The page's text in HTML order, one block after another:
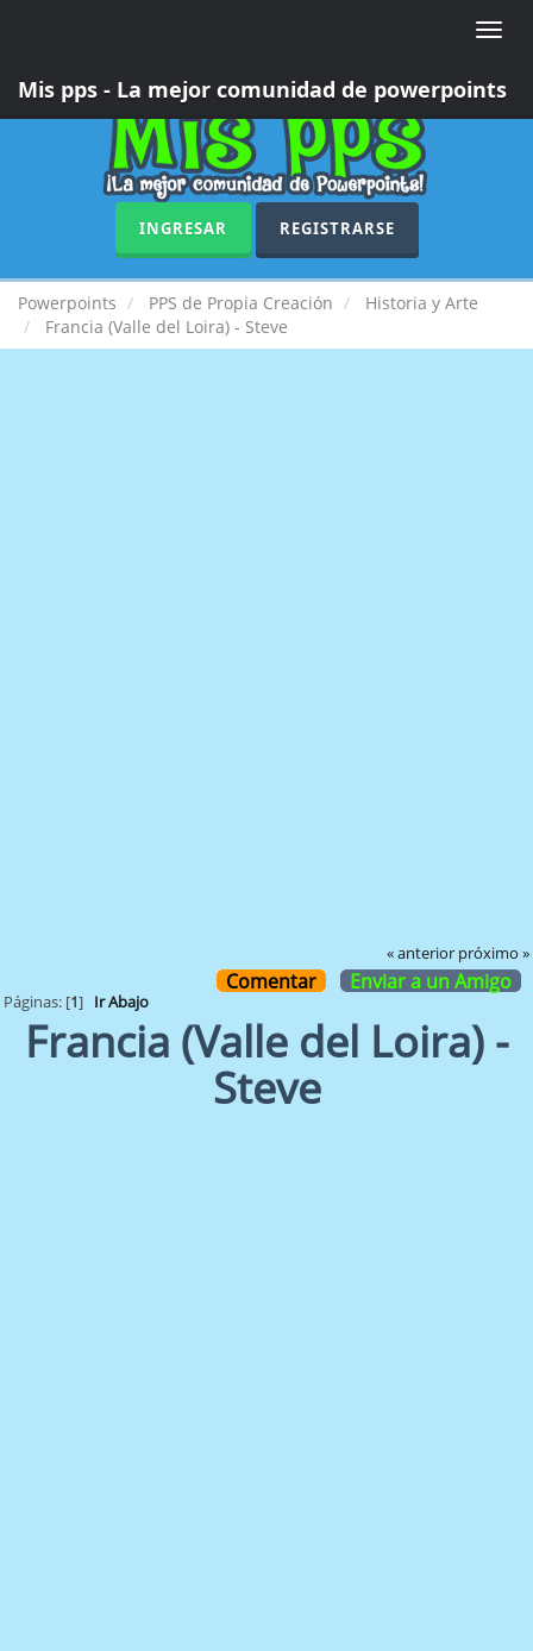
Toggle
Mis pps - La mejor comunidad de powerpoints
INGRESAR REGISTRARSE
Powerpoints PPS de Propia Creación
Historia y Arte
Francia (Valle del Loira) - Steve
« anterior próximo »
Comentar Enviar a un Amigo
Páginas: [1] Ir Abajo
Francia (Valle del Loira) -
Steve